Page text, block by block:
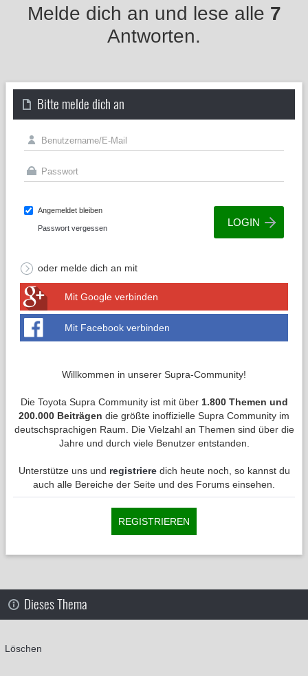
Melde dich an und lese alle 7
Antworten.
Bitte melde dich an
Angemeldet bleiben
Passwort vergessen
oder melde dich an mit
Mit Google verbinden
Mit Facebook verbinden
Willkommen in unserer Supra-Community!
Die Toyota Supra Community ist mit über 1.800 Themen und
200.000 Beiträgen die größte inoffizielle Supra Community im
deutschsprachigen Raum. Die Vielzahl an Themen sind über die
Jahre und durch viele Benutzer entstanden.
Unterstütze uns und registrieredich heute noch, so kannst du
auch alle Bereiche der Seite und des Forums einsehen.
REGISTRIEREN
Dieses Thema
Löschen